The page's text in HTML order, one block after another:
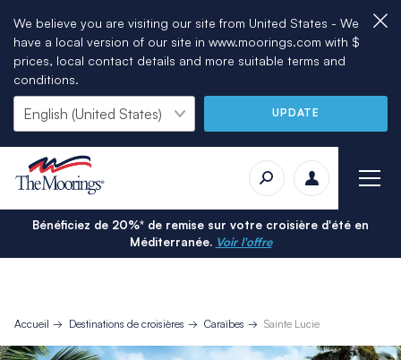
We believe you are visiting our site from United States - We
have a local version of our site in www.moorings.com with $
prices, local contact details and more suitable terms and
conditions.
UPDATE
Bénéficiez de 20%* de remise sur votre croisière d'été en
Méditerranée. Voir l'offre
Accueil Destinations de croisières Caraïbes Sainte Lucie